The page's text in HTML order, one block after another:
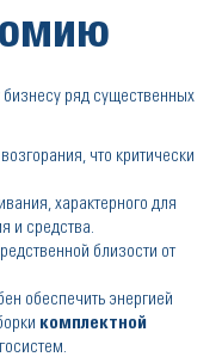
ряд существенных
что критически
характерного для
и средства.
близости от
обеспечить энергией
комплектной